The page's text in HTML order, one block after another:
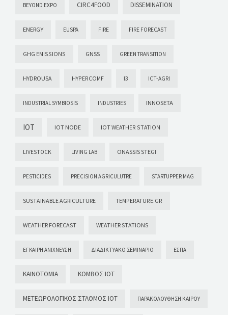
BEYOND EXPO CIRC4FOOD DISSEMINATION
ENERGY EUSPA FIRE FIRE FORECAST
GHG EMISSIONS GNSS GREEN TRANSITION
HYDROUSA HYPERCOMF I3 ICT-AGRI
INDUSTRIAL SYMBIOSIS INDUSTRIES INNOSETA
IOT IOT NODE IOT WEATHER STATION
LIVESTOCK LIVING LAB ONASSIS STEGI
PESTICIDES PRECISION AGRICULUTRE STARTUPPER MAG
SUSTAINABLE AGRICULTURE TEMPERATURE.GR
WEATHER FORECAST WEATHER STATIONS
ΈΓΚΑΙΡΗ ΑΝΊΧΝΕΥΣΗ ΔΙΑΔΙΚΤΥΑΚΌ ΣΕΜΙΝΆΡΙΟ ΕΣΠΑ
ΚΑΙΝΟΤΟΜΊΑ ΚΌΜΒΟΣ ΙΟΤ
ΜΕΤΕΩΡΟΛΟΓΙΚΌΣ ΣΤΑΘΜΌΣ ΙΟΤ ΠΑΡΑΚΟΛΟΎΘΗΣΗ ΚΑΙΡΟΎ